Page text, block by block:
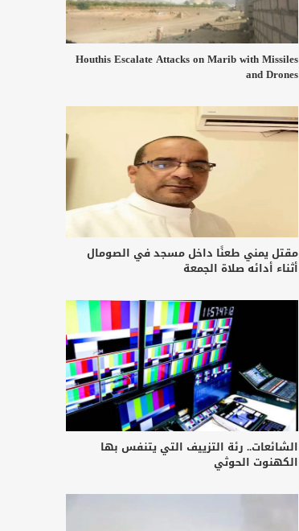
Houthis Escalate Attacks on Marib with Missiles
and Drones
مقتل يمني طعنًا داخل مسجد في الصومال
أثناء أدائه صلاة الجمعة
الشائعات.. رئة التزييف التي يتنفس بها
الكهنوت الحوثي